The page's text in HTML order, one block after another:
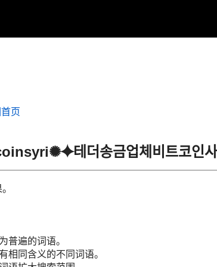
页
테더송금업체비트코인
普遍的词语。
相同含义的不同词语。